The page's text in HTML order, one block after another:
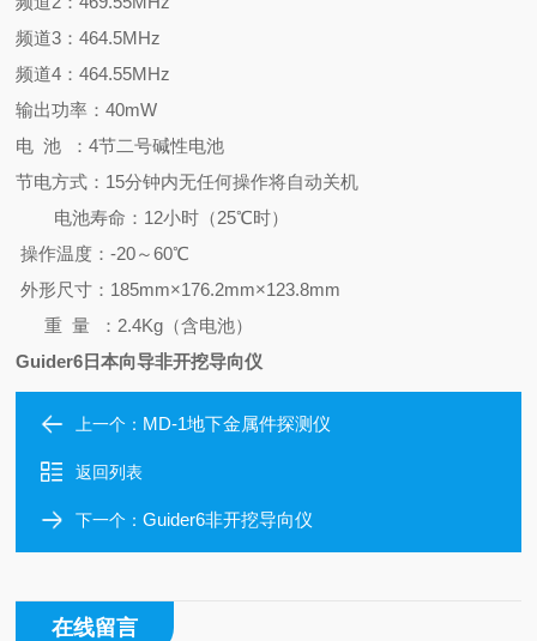
频道3：464.5MHz
频道4：464.55MHz
输出功率：40mW
电 池 ：4节二号碱性电池
节电方式：15分钟内无任何操作将自动关机
电池寿命：12小时（25℃时）
操作温度：-20～60℃
外形尺寸：185mm×176.2mm×123.8mm
重 量 ：2.4Kg（含电池）
Guider6 日本向导非开挖导向仪
上一个： MD-1地下金属件探测仪
返回列表
下一个：Guider6非开挖导向仪
在线留言